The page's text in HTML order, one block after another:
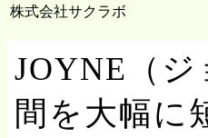
株式会社サクラボ
JOYNE（
間を大幅に